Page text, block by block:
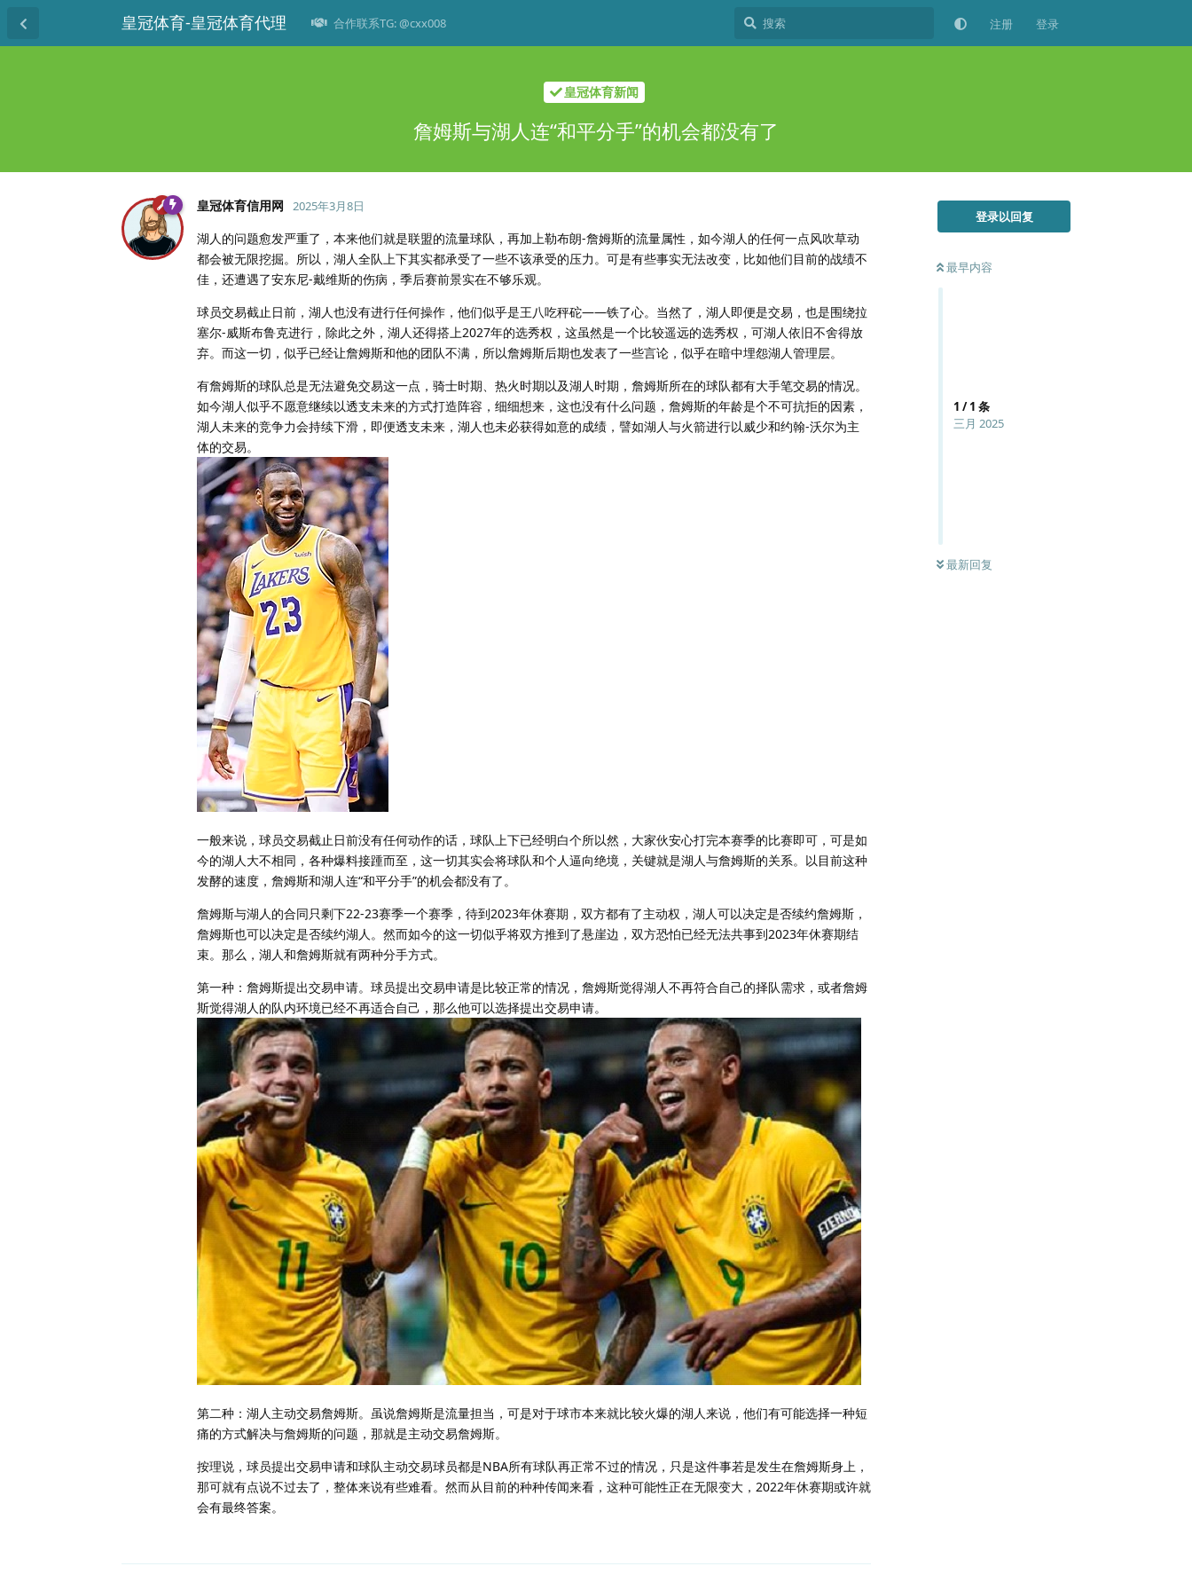
皇冠体育-皇冠体育代理 合作联系TG: @cxx008 注册 登录
皇冠体育新闻
詹姆斯与湖人连“和平分手”的机会都没有了
登录以回复
最早内容
1 /1 条
三月 2025
最新回复
皇冠体育信用网 2025年3月8日
湖人的问题愈发严重了，本来他们就是联盟的流量球队，再加上勒布朗-詹姆斯的流量属性，如今湖人的任何一点风吹草动
都会被无限挖掘。所以，湖人全队上下其实都承受了一些不该承受的压力。可是有些事实无法改变，比如他们目前的战绩不
佳，还遭遇了安东尼-戴维斯的伤病，季后赛前景实在不够乐观。
球员交易截止日前，湖人也没有进行任何操作，他们似乎是王八吃秤砣——铁了心。当然了，湖人即便是交易，也是围绕拉
塞尔-威斯布鲁克进行，除此之外，湖人还得搭上2027年的选秀权，这虽然是一个比较遥远的选秀权，可湖人依旧不舍得放
弃。而这一切，似乎已经让詹姆斯和他的团队不满，所以詹姆斯后期也发表了一些言论，似乎在暗中埋怨湖人管理层。
有詹姆斯的球队总是无法避免交易这一点，骑士时期、热火时期以及湖人时期，詹姆斯所在的球队都有大手笔交易的情况。
如今湖人似乎不愿意继续以透支未来的方式打造阵容，细细想来，这也没有什么问题，詹姆斯的年龄是个不可抗拒的因素，
湖人未来的竞争力会持续下滑，即便透支未来，湖人也未必获得如意的成绩，譬如湖人与火箭进行以威少和约翰-沃尔为主
体的交易。
一般来说，球员交易截止日前没有任何动作的话，球队上下已经明白个所以然，大家伙安心打完本赛季的比赛即可，可是如
今的湖人大不相同，各种爆料接踵而至，这一切其实会将球队和个人逼向绝境，关键就是湖人与詹姆斯的关系。以目前这种
发酵的速度，詹姆斯和湖人连“和平分手”的机会都没有了。
詹姆斯与湖人的合同只剩下22-23赛季一个赛季，待到2023年休赛期，双方都有了主动权，湖人可以决定是否续约詹姆斯，
詹姆斯也可以决定是否续约湖人。然而如今的这一切似乎将双方推到了悬崖边，双方恐怕已经无法共事到2023年休赛期结
束。那么，湖人和詹姆斯就有两种分手方式。
第一种：詹姆斯提出交易申请。球员提出交易申请是比较正常的情况，詹姆斯觉得湖人不再符合自己的择队需求，或者詹姆
斯觉得湖人的队内环境已经不再适合自己，那么他可以选择提出交易申请。
第二种：湖人主动交易詹姆斯。虽说詹姆斯是流量担当，可是对于球市本来就比较火爆的湖人来说，他们有可能选择一种短
痛的方式解决与詹姆斯的问题，那就是主动交易詹姆斯。
按理说，球员提出交易申请和球队主动交易球员都是NBA所有球队再正常不过的情况，只是这件事若是发生在詹姆斯身上，
那可就有点说不过去了，整体来说有些难看。然而从目前的种种传闻来看，这种可能性正在无限变大，2022年休赛期或许就
会有最终答案。